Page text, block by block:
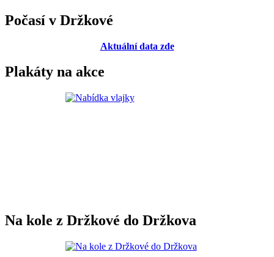
Počasí v Držkové
Aktuální data zde
Plakáty na akce
Na kole z Držkové do Držkova